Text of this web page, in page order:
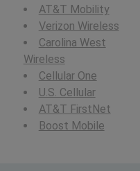
AT&T Mobility
Verizon Wireless
Carolina West
Wireless
Cellular One
U.S. Cellular
AT&T FirstNet
Boost Mobile